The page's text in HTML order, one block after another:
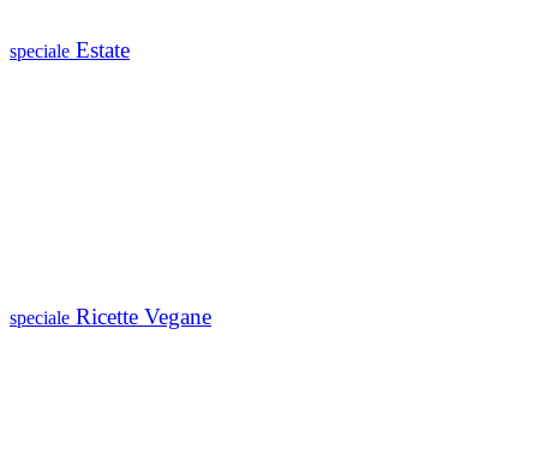
speciale Estate
speciale Ricette Vegane